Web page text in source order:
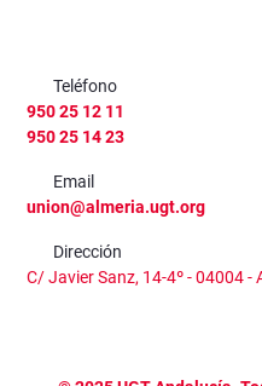
Teléfono
950 25 12 11
950 25 14 23
Email
union@almeria.ugt.org
Dirección
C/ Javier Sanz, 14-4º - 04004 -